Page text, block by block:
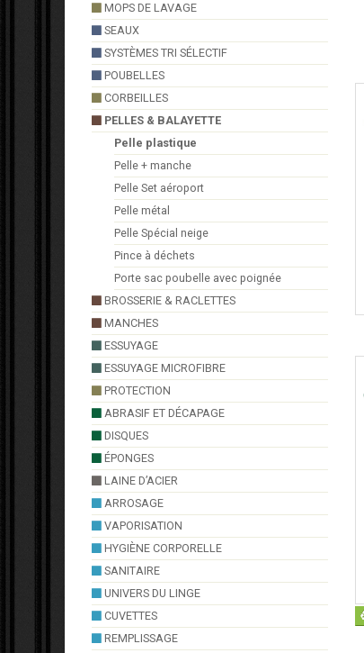
MOPS DE LAVAGE
SEAUX
SYSTÈMES TRI SÉLECTIF
POUBELLES
CORBEILLES
PELLES & BALAYETTE
Pelle plastique
Pelle + manche
Pelle Set aéroport
Pelle métal
Pelle Spécial neige
Pince à déchets
Porte sac poubelle avec poignée
BROSSERIE & RACLETTES
MANCHES
ESSUYAGE
ESSUYAGE MICROFIBRE
PROTECTION
ABRASIF ET DÉCAPAGE
DISQUES
ÉPONGES
LAINE D’ACIER
ARROSAGE
VAPORISATION
HYGIÈNE CORPORELLE
SANITAIRE
UNIVERS DU LINGE
CUVETTES
REMPLISSAGE
PELLE CLASSIC